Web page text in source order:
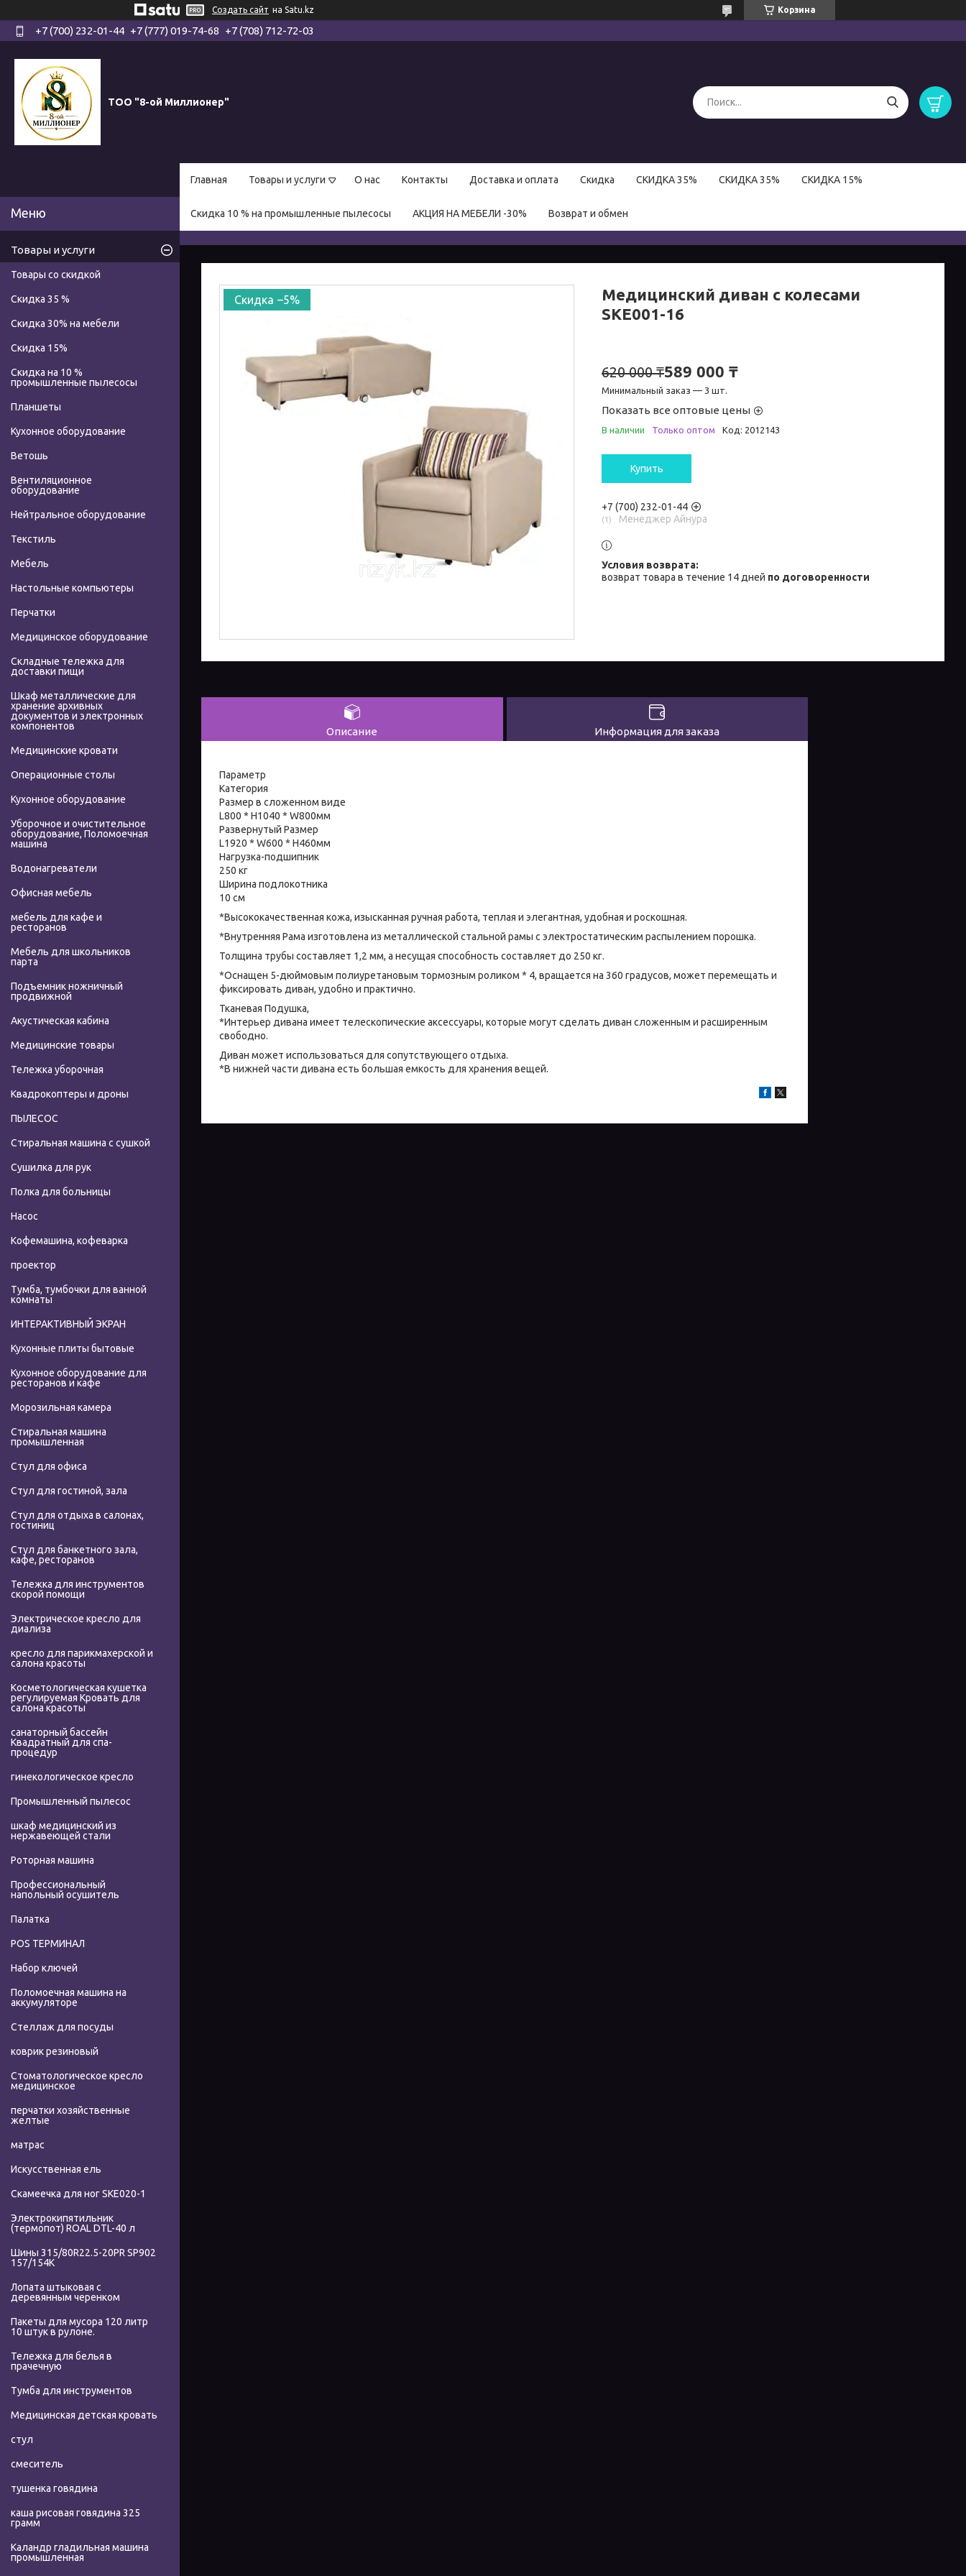
Создать сайт на Satu.kz Корзина
+7 (700) 232-01-44 +7 (777) 019-74-68 +7 (708) 712-72-03
ТОО "8-ой Миллионер"
Главная Товары и услуги О нас Контакты Доставка и оплата Скидка СКИДКА 35% СКИДКА 35% СКИДКА 15%
Скидка 10 % на промышленные пылесосы АКЦИЯ НА МЕБЕЛИ -30% Возврат и обмен
–5%
Медицинский диван с колесами
SKE001-16
620 000 ₸589 000 ₸
Минимальный заказ — 3 шт.
Показать все оптовые цены
В наличии Только оптом Код: 2012143
Купить
+7 (700) 232-01-44
1 Менеджер Айнура
возврат товара в течение 14 дней по договоренности
Описание Информация для заказа
Параметр
Категория
Размер в сложенном виде
L800 * H1040 * W800мм
Развернутый Размер
L1920 * W600 * H460мм
Нагрузка-подшипник
250 кг
Ширина подлокотника
10 см
*Высококачественная кожа, изысканная ручная работа, теплая и элегантная, удобная и роскошная.
*Внутренняя Рама изготовлена из металлической стальной рамы с электростатическим распылением порошка.
Толщина трубы составляет 1,2 мм, а несущая способность составляет до 250 кг.
*Оснащен 5-дюймовым полиуретановым тормозным роликом * 4, вращается на 360 градусов, может перемещать и
фиксировать диван, удобно и практично.
Тканевая Подушка,
*Интерьер дивана имеет телескопические аксессуары, которые могут сделать диван сложенным и расширенным
свободно.
Диван может использоваться для сопутствующего отдыха.
*В нижней части дивана есть большая емкость для хранения вещей.
Товары и услуги
Товары со скидкой
Скидка 35 %
Скидка 30% на мебели
Скидка 15%
Скидка на 10 %
промышленные пылесосы
Планшеты
Кухонное оборудование
Ветошь
Вентиляционное
оборудование
Нейтральное оборудование
Текстиль
Мебель
Настольные компьютеры
Перчатки
Медицинское оборудование
Складные тележка для
доставки пищи
Шкаф металлические для
хранение архивных
документов и электронных
компонентов
Медицинские кровати
Операционные столы
Кухонное оборудование
Уборочное и очистительное
оборудование, Поломоечная
машина
Водонагреватели
Офисная мебель
мебель для кафе и
ресторанов
Мебель для школьников
парта
Подъемник ножничный
продвижной
Акустическая кабина
Медицинские товары
Тележка уборочная
Квадрокоптеры и дроны
ПЫЛЕСОС
Стиральная машина с сушкой
Сушилка для рук
Полка для больницы
Насос
Кофемашина, кофеварка
проектор
Тумба, тумбочки для ванной
комнаты
ИНТЕРАКТИВНЫЙ ЭКРАН
Кухонные плиты бытовые
Кухонное оборудование для
ресторанов и кафе
Морозильная камера
Стиральная машина
промышленная
Стул для офиса
Стул для гостиной, зала
Стул для отдыха в салонах,
гостиниц
Стул для банкетного зала,
кафе, ресторанов
Тележка для инструментов
скорой помощи
Электрическое кресло для
диализа
кресло для парикмахерской и
салона красоты
Косметологическая кушетка
регулируемая Кровать для
салона красоты
санаторный бассейн
Квадратный для спа-
процедур
гинекологическое кресло
Промышленный пылесос
шкаф медицинский из
нержавеющей стали
Роторная машина
Профессиональный
напольный осушитель
Палатка
POS ТЕРМИНАЛ
Набор ключей
Поломоечная машина на
аккумуляторе
Стеллаж для посуды
коврик резиновый
Стоматологическое кресло
медицинское
перчатки хозяйственные
желтые
матрас
Искусственная ель
Скамеечка для ног SKE020-1
Электрокипятильник
(термопот) ROAL DTL-40 л
Шины 315/80R22.5-20PR SP902
157/154K
Лопата штыковая с
деревянным черенком
Пакеты для мусора 120 литр
10 штук в рулоне.
Тележка для белья в
прачечную
Тумба для инструментов
Медицинская детская кровать
стул
смеситель
тушенка говядина
каша рисовая говядина 325
грамм
Каландр гладильная машина
промышленная